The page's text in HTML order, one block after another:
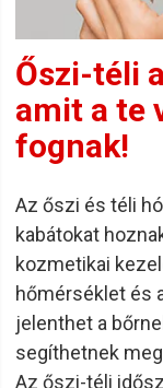
Őszi-téli
amit a te
fognak!
Az őszi és téli
kabátokat
kozmetikai
hőmérséklet és
jelenthet a
segíthetnek
Az őszi-téli